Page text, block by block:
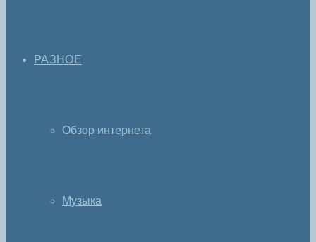
РАЗНОЕ
Обзор интернета
Музыка